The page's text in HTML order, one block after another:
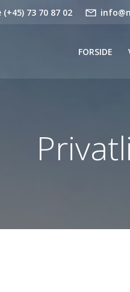
(+45) 73 70 87 02
FORSIDE